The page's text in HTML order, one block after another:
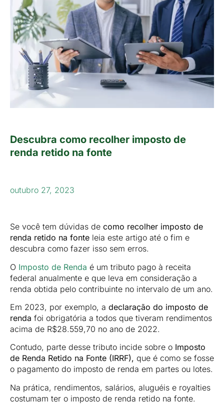
Descubra como recolher imposto de
renda retido na fonte
outubro 27, 2023
Se você tem dúvidas de como recolher imposto de
renda retido na fonte leia este artigo até o fim e
descubra como fazer isso sem erros.
O Imposto de Renda é um tributo pago à receita
federal anualmente e que leva em consideração a
renda obtida pelo contribuinte no intervalo de um ano.
Em 2023, por exemplo, a declaração do imposto de
renda foi obrigatória a todos que tiveram rendimentos
acima de R$28.559,70 no ano de 2022.
Contudo, parte desse tributo incide sobre o Imposto
de Renda Retido na Fonte (IRRF), que é como se fosse
o pagamento do imposto de renda em partes ou lotes.
Na prática, rendimentos, salários, aluguéis e royalties
costumam ter o imposto de renda retido na fonte.